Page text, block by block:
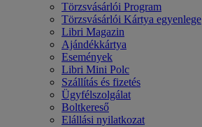
Törzsvásárlói Program
Törzsvásárlói Kártya egyenlege
Libri Magazin
Ajándékkártya
Események
Libri Mini Polc
Szállítás és fizetés
Ügyfélszolgálat
Boltkereső
Elállási nyilatkozat